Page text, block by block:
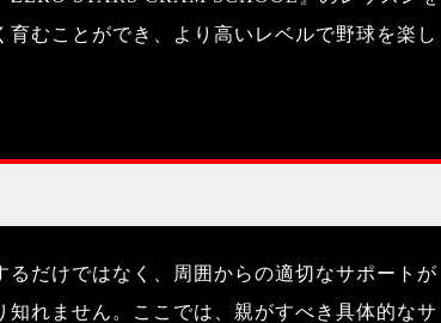
むことができ、より高いレベルで野球を楽し
だけではなく、周囲からの適切なサポートが
れません。ここでは、親がすべき具体的なサ